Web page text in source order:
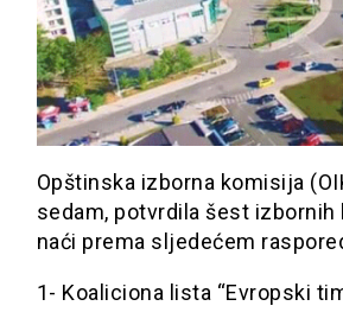
Opštinska izborna komisija
sedam, potvrdila šest
naći prema sljedećem
1- Koaliciona lista “Evropski